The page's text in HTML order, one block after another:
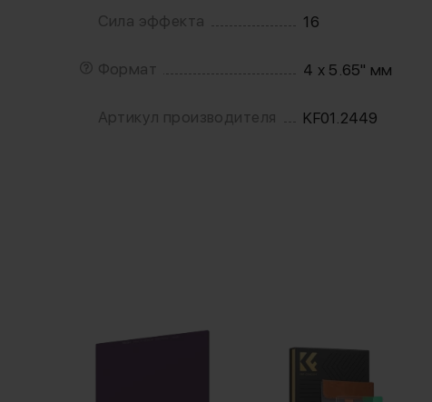
Сила эффекта 16
Формат 4 x 5.65" мм
Артикул производителя KF01.2449